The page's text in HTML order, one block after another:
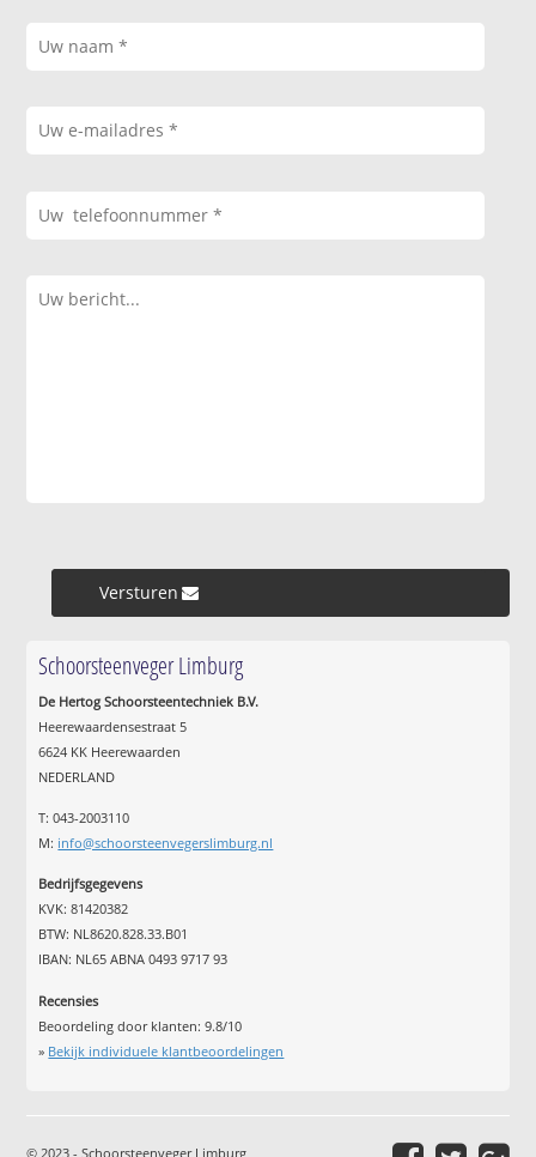
Versturen »
Schoorsteenveger Limburg
De Hertog Schoorsteentechniek B.V.
Heerewaardensestraat 5
6624 KK Heerewaarden
NEDERLAND
T: 043-2003110
M: info@schoorsteenvegerslimburg.nl
Bedrijfsgegevens
KVK: 81420382
BTW: NL8620.828.33.B01
IBAN: NL65 ABNA 0493 9717 93
Recensies
Beoordeling door klanten:9.8/10
» Bekijk individuele klantbeoordelingen
© 2023 - Schoorsteenveger Limburg